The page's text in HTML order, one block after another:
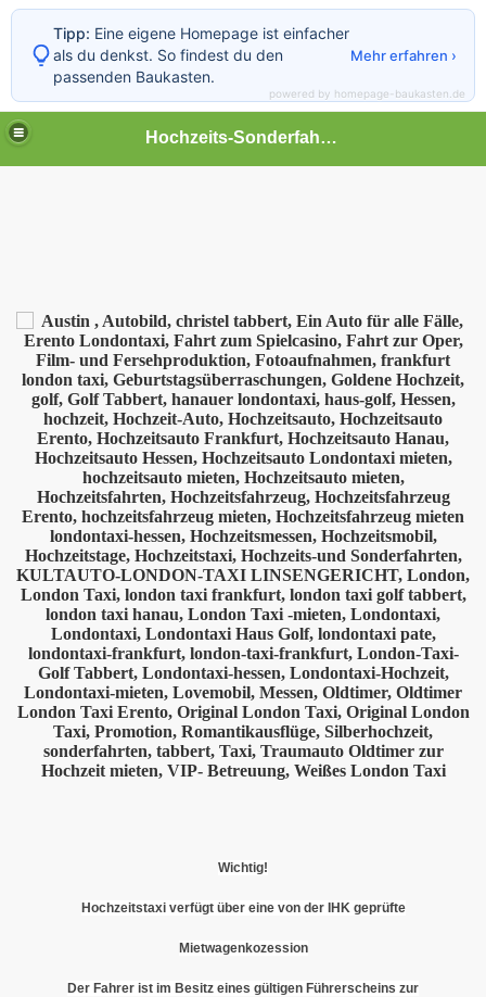
Hochzeits-Sonderfahrten
Wichtig!
Hochzeitstaxi verfügt über eine von der IHK geprüfte
Mietwagenkozession
Der Fahrer ist im Besitz eines gültigen Führerscheins zur
Tipp: Eine eigene Homepage ist einfacher
als du denkst. So findest du den
passenden Baukasten.
Mehr erfahren ›
powered by homepage-baukasten.de